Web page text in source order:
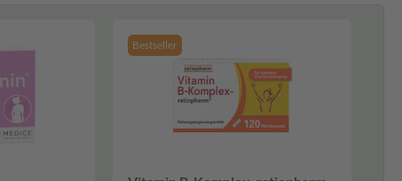
Bestseller